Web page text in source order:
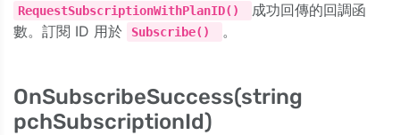
RequestSubscriptionWithPlanID()
成功回傳的回調函
數。訂閱 ID 用於
Subscribe() 。
OnSubscribeSuccess(string
pchSubscriptionId)